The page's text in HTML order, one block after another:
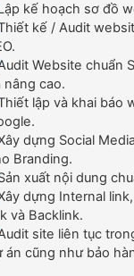
kế hoạch sơ đồ
kế / Audit
Website chuẩn
nâng cao.
lập và khai báo
dựng Social
Branding.
xuất nội dung
dựng Internal
và Backlink.
site liên tục
án cũng như bảo